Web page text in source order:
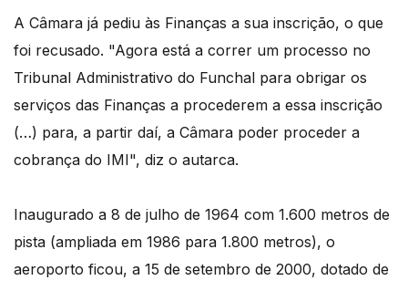
A Câmara já pediu às Finanças a sua inscrição, o que
foi recusado. "Agora está a correr um processo no
Tribunal Administrativo do Funchal para obrigar os
serviços das Finanças a procederem a essa inscrição
(…) para, a partir daí, a Câmara poder proceder a
cobrança do IMI", diz o autarca.
Inaugurado a 8 de julho de 1964 com 1.600 metros de
pista (ampliada em 1986 para 1.800 metros), o
aeroporto ficou, a 15 de setembro de 2000, dotado de